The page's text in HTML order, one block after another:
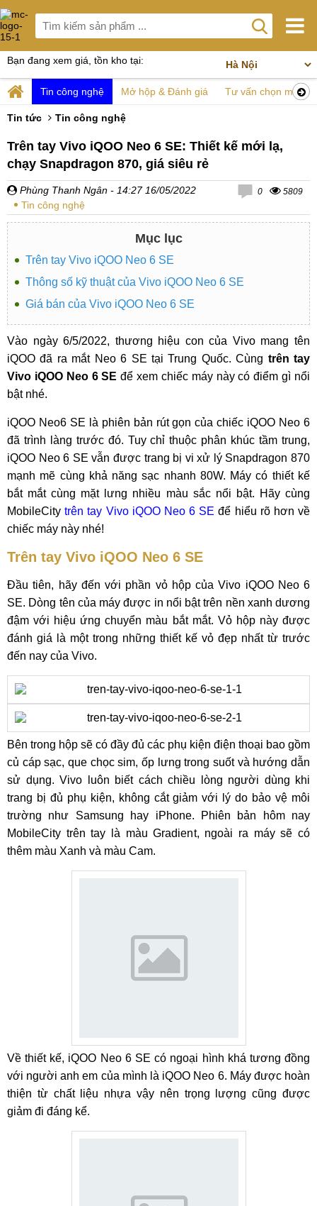
Bạn đang xem giá, tồn kho tại:
Tin công nghệ Mở hộp & Đánh giá Tư vấn chọn mua
Tin tức Tin công nghệ
Trên tay Vivo iQOO Neo 6 SE: Thiết kế mới lạ,
chạy Snapdragon 870, giá siêu rẻ
Phùng Thanh Ngân - 14:27 16/05/2022
Tin công nghệ
0 5809
Mục lục
Trên tay Vivo iQOO Neo 6 SE
Thông số kỹ thuật của Vivo iQOO Neo 6 SE
Giá bán của Vivo iQOO Neo 6 SE
Vào ngày 6/5/2022, thương hiệu con của Vivo mang tên
iQOO đã ra mắt Neo 6 SE tại Trung Quốc. Cùng trên tay
Vivo iQOO Neo 6 SE để xem chiếc máy này có điểm gì nổi
bật nhé.
iQOO Neo6 SE là phiên bản rút gọn của chiếc iQOO Neo 6
đã trình làng trước đó. Tuy chỉ thuộc phân khúc tầm trung,
iQOO Neo 6 SE vẫn được trang bị vi xử lý Snapdragon 870
mạnh mẽ cùng khả năng sạc nhanh 80W. Máy có thiết kế
bắt mắt cùng mặt lưng nhiều màu sắc nổi bật. Hãy cùng
MobileCitytrên tay Vivo iQOO Neo 6 SE để hiểu rõ hơn về
chiếc máy này nhé!
Trên tay Vivo iQOO Neo 6 SE
Đầu tiên, hãy đến với phần vỏ hộp của Vivo iQOO Neo 6
SE. Dòng tên của máy được in nổi bật trên nền xanh dương
đậm với hiệu ứng chuyển màu bắt mắt. Vỏ hộp này được
đánh giá là một trong những thiết kế vỏ đẹp nhất từ trước
đến nay của Vivo.
Bên trong hộp sẽ có đầy đủ các phụ kiện điện thoại bao gồm
củ cáp sạc, que chọc sim, ốp lưng trong suốt và hướng dẫn
sử dụng. Vivo luôn biết cách chiều lòng người dùng khi
trang bị đủ phụ kiện, không cắt giảm với lý do bảo vệ môi
trường như Samsung hay iPhone. Phiên bản hôm nay
MobileCity trên tay là màu Gradient, ngoài ra máy sẽ có
thêm màu Xanh và màu Cam.
Về thiết kế, iQOO Neo 6 SE có ngoại hình khá tương đồng
với người anh em của mình là iQOO Neo 6. Máy được hoàn
thiện từ chất liệu nhựa vậy nên trọng lượng cũng được
giảm đi đáng kể.